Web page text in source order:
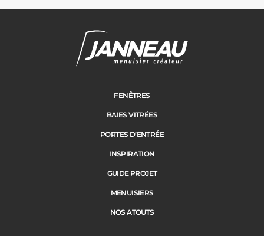
FENÊTRES
BAIES VITRÉES
PORTES D’ENTRÉE
INSPIRATION
GUIDE PROJET
MENUISIERS
NOS ATOUTS
Janneau Menuisier Créateur